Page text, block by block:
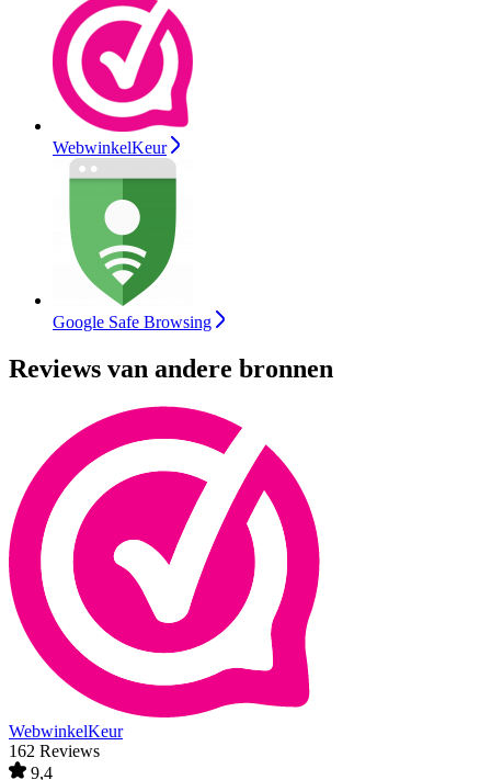
WebwinkelKeur
Google Safe Browsing
Reviews van andere bronnen
WebwinkelKeur
162 Reviews
9,4